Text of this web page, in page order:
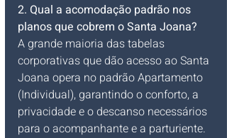
2. Qual a acomodação padrão nos
planos que cobrem o Santa Joana?
A grande maioria das tabelas
corporativas que dão acesso ao Santa
Joana opera no padrão Apartamento
(Individual), garantindo o conforto, a
privacidade e o descanso necessários
para o acompanhante e a parturiente.